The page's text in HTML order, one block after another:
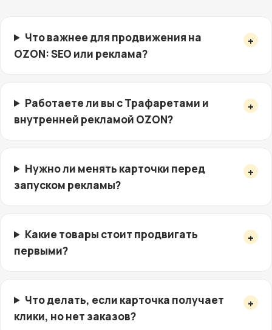
Что важнее для продвижения на
OZON: SEO или реклама?
Работаете ли вы с Трафаретами и
внутренней рекламой OZON?
Нужно ли менять карточки перед
запуском рекламы?
Какие товары стоит продвигать
первыми?
Что делать, если карточка получает
клики, но нет заказов?